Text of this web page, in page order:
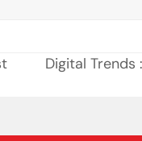
Digital